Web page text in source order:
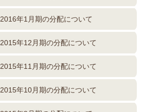
2016年1月期の分配について
2015年12月期の分配について
2015年11月期の分配について
2015年10月期の分配について